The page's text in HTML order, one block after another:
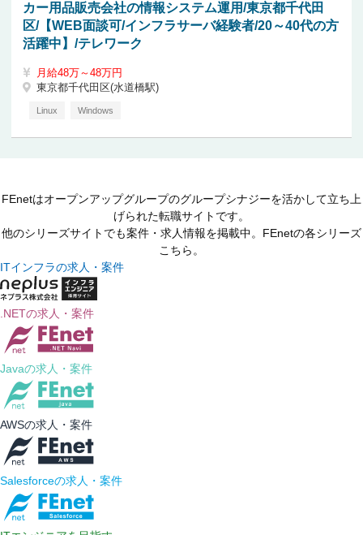
カー用品販売会社の情報システム運用/東京都千代田
区/【WEB面談可/インフラサーバ経験者/20～40代の方
活躍中】/テレワーク
月給48万～48万円
東京都千代田区(水道橋駅)
Linux Windows